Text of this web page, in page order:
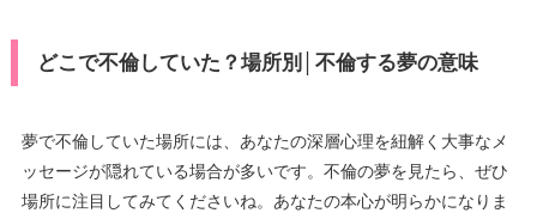
どこで不倫していた？場所別│不倫する夢の意味
夢で不倫していた場所には、あなたの深層心理を紐解く大事なメ
ッセージが隠れている場合が多いです。不倫の夢を見たら、ぜひ
場所に注目してみてくださいね。あなたの本心が明らかになりま